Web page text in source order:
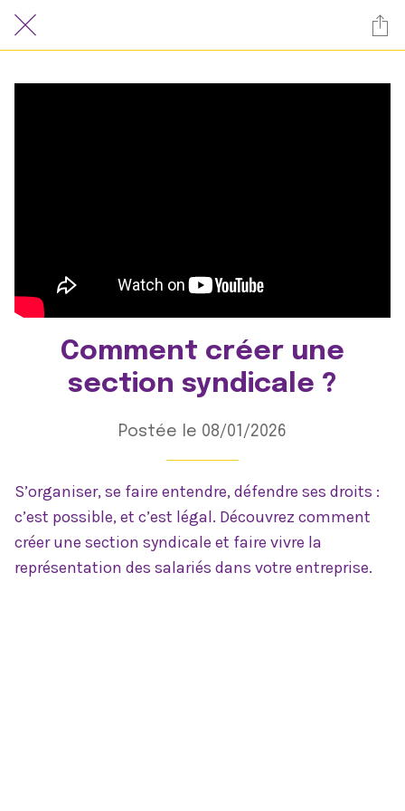
Comment créer une
section syndicale ?
Postée le 08/01/2026
S’organiser, se faire entendre, défendre ses droits :
c’est possible, et c’est légal. Découvrez comment
créer une section syndicale et faire vivre la
représentation des salariés dans votre entreprise.